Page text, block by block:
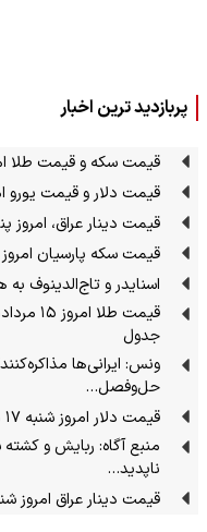
پربازدید ترین اخبار
قیمت سکه و قیمت طلا امروز جمعه ۱۶
قیمت دلار و قیمت یورو امروز جمعه ۱۶
قیمت دینار عراق، امروز پنجشنبه ۱۵
قیمت سکه پارسیان امروز شنبه ۱۷ مرداد ۱۴۰۵ / سکه
اسنایدر و تاج‌الدینوف
جدول
ونس: ایرانی‌ها
حل‌وفصل…
قیمت دلار امروز شنبه ۱۷ مرداد ۱۴۰۵ / دلار در بازار آزاد چند شد؟
منبع آگاه: ربایش و
ناپدید…
قیمت دینار عراق امروز شنبه ۱۷ مرداد